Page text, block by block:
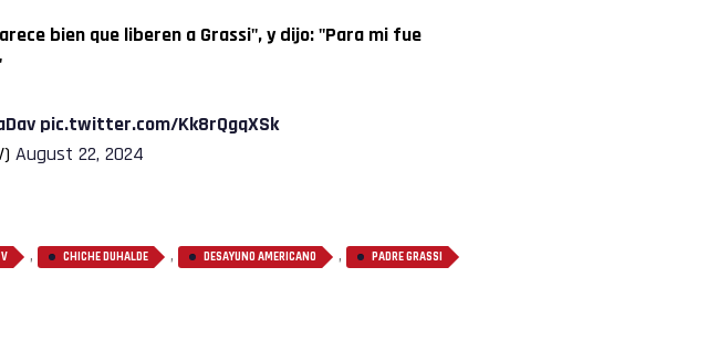
bien que liberen a Grassi", y dijo: "Para mi fue
pic.twitter.com/Kk8rQgqXSk
August 22, 2024
, CHICHE DUHALDE , DESAYUNO AMERICANO , PADRE GRASSI